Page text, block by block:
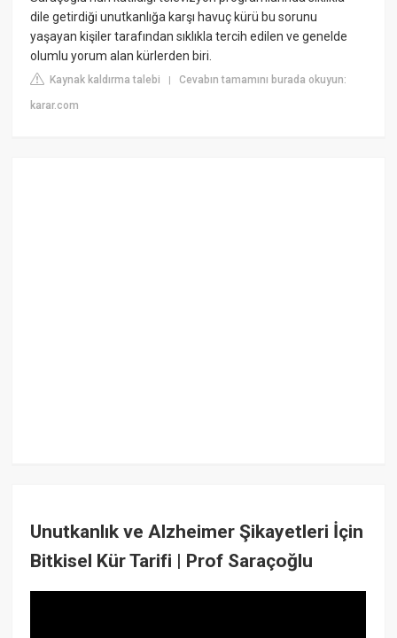
dile getirdiği unutkanlığa karşı havuç kürü bu sorunu
yaşayan kişiler tarafından sıklıkla tercih edilen ve genelde
olumlu yorum alan kürlerden biri.
Kaynak kaldırma talebi |Cevabın tamamını burada okuyun:
karar.com
Unutkanlık ve Alzheimer Şikayetleri İçin
Bitkisel Kür Tarifi | Prof Saraçoğlu